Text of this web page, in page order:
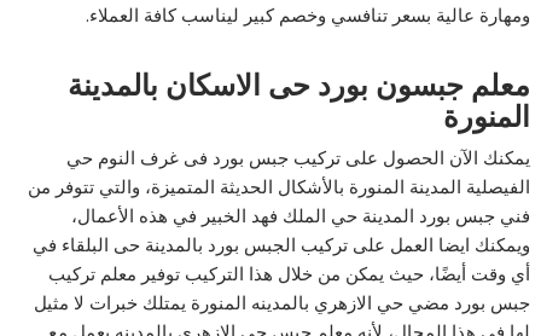
ومهارة عالية بسعر تنافسي وخصم كبير ليناسب كافة العملاء.
معلم جبسون بورد حى الاسكان بالمدينة
المنورة
يمكنك الآن الحصول على تركيب جبس بورد فى غرف النوم حي
الفيصلية المدينة المنورة بالأشكال الحديثة المتميزة، والتي تتوفر من
فني جبس بورد المدينة حي الملك فهد الخبير في هذه الأعمال،
ويمكنك ايضا العمل على تركيب الجبس بورد بالمدينة حى البلقاء في
أي وقت أيضًا، حيث يمكن من خلال هذا التركيب توفير معلم تركيب
جبس بورد مضي حي الازهري بالمدينه المنورة يمتلك خبرات لا مثيل